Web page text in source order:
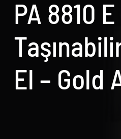
Biz Kimiz
Neler Yaptık
Neler Yapıyoruz?
PA 8810 E
El – Gold